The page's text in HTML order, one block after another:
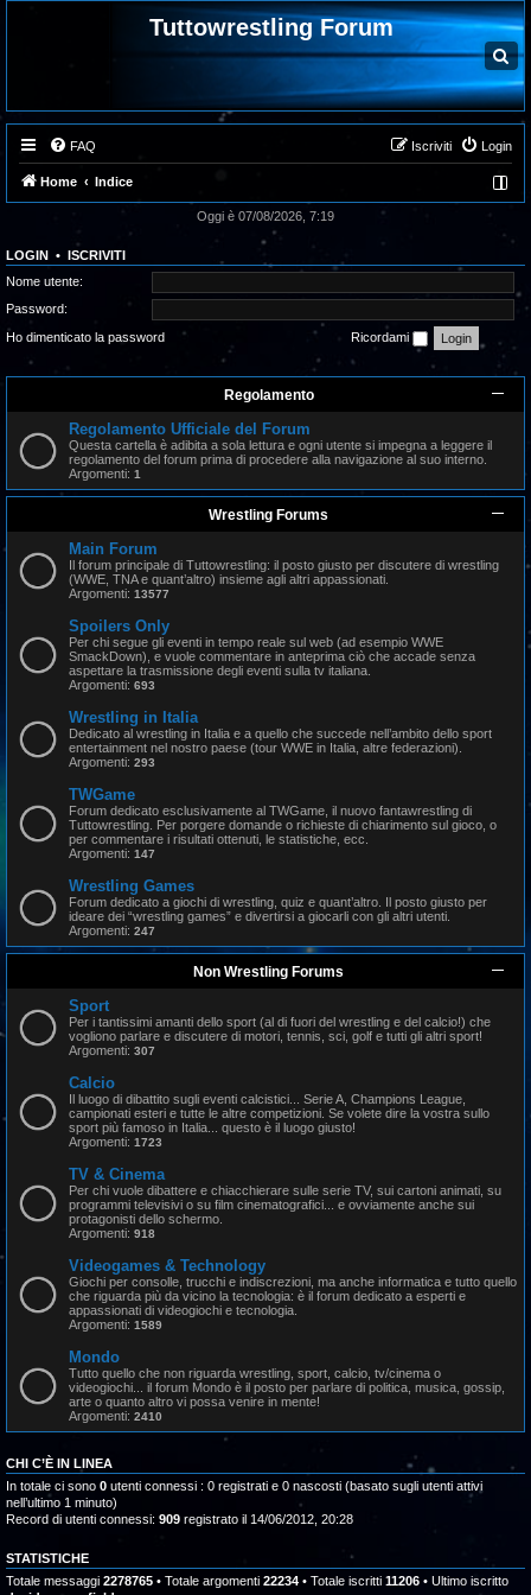
Tuttowrestling Forum
C
e
r
c
a
FAQ Login
Iscriviti
Home Indice
Oggi è 07/08/2026, 7:19
LOGIN • ISCRIVITI
Nome utente:
Password:
Ho dimenticato la password
Ricordami
Regolamento
Regolamento Ufficiale del Forum
Questa cartella è adibita a sola lettura e ogni utente si impegna a leggere il
regolamento del forum prima di procedere alla navigazione al suo interno.
Argomenti: 1
Wrestling Forums
Main Forum
Il forum principale di Tuttowrestling: il posto giusto per discutere di wrestling
(WWE, TNA e quant’altro) insieme agli altri appassionati.
Argomenti: 13577
Spoilers Only
Per chi segue gli eventi in tempo reale sul web (ad esempio WWE
SmackDown), e vuole commentare in anteprima ciò che accade senza
aspettare la trasmissione degli eventi sulla tv italiana.
Argomenti: 693
Wrestling in Italia
Dedicato al wrestling in Italia e a quello che succede nell’ambito dello sport
entertainment nel nostro paese (tour WWE in Italia, altre federazioni).
Argomenti: 293
TWGame
Forum dedicato esclusivamente al TWGame, il nuovo fantawrestling di
Tuttowrestling. Per porgere domande o richieste di chiarimento sul gioco, o
per commentare i risultati ottenuti, le statistiche, ecc.
Argomenti: 147
Wrestling Games
Forum dedicato a giochi di wrestling, quiz e quant’altro. Il posto giusto per
ideare dei “wrestling games” e divertirsi a giocarli con gli altri utenti.
Argomenti: 247
Non Wrestling Forums
Sport
Per i tantissimi amanti dello sport (al di fuori del wrestling e del calcio!) che
vogliono parlare e discutere di motori, tennis, sci, golf e tutti gli altri sport!
Argomenti: 307
Calcio
Il luogo di dibattito sugli eventi calcistici... Serie A, Champions League,
campionati esteri e tutte le altre competizioni. Se volete dire la vostra sullo
sport più famoso in Italia... questo è il luogo giusto!
Argomenti: 1723
TV & Cinema
Per chi vuole dibattere e chiacchierare sulle serie TV, sui cartoni animati, su
programmi televisivi o su film cinematografici... e ovviamente anche sui
protagonisti dello schermo.
Argomenti: 918
Videogames & Technology
Giochi per consolle, trucchi e indiscrezioni, ma anche informatica e tutto quello
che riguarda più da vicino la tecnologia: è il forum dedicato a esperti e
appassionati di videogiochi e tecnologia.
Argomenti: 1589
Mondo
Tutto quello che non riguarda wrestling, sport, calcio, tv/cinema o
videogiochi... il forum Mondo è il posto per parlare di politica, musica, gossip,
arte o quanto altro vi possa venire in mente!
Argomenti: 2410
CHI C’È IN LINEA
In totale ci sono 0 utenti connessi : 0 registrati e 0 nascosti (basato sugli utenti attivi
nell’ultimo 1 minuto)
Record di utenti connessi: 909 registrato il 14/06/2012, 20:28
STATISTICHE
Totale messaggi 2278765 • Totale argomenti 22234 • Totale iscritti 11206 • Ultimo iscritto